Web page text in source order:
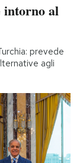
intorno al
prevede
agli